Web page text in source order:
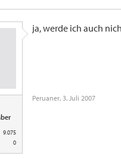
9.075
0
ja, werde ich auch
Peruaner, 3. Juli 2007